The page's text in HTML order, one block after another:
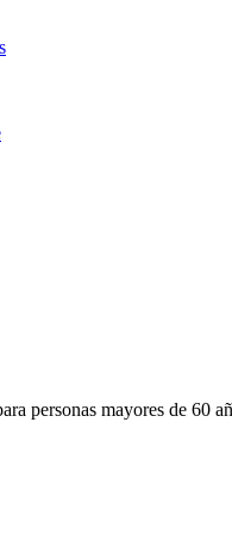
personas mayores de 60